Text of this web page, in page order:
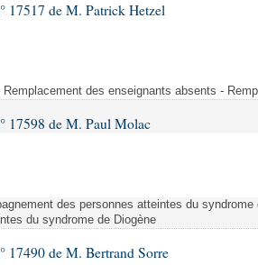
orales
débats
17517 de M. Patrick Hetzel
Remplacement des enseignants absents -
17598 de M. Paul Molac
des personnes atteintes du
du syndrome de Diogène
17490 de M. Bertrand Sorre